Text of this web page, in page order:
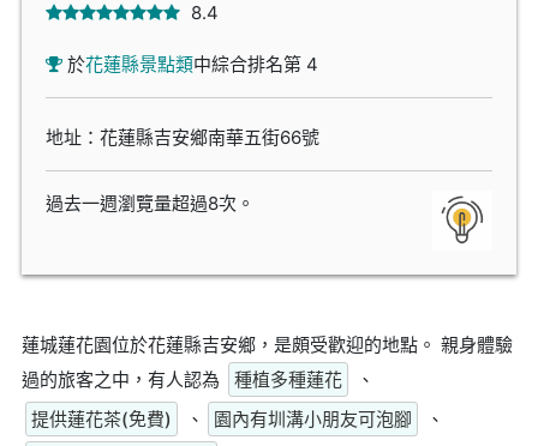
8.4
於花蓮縣景點類中綜合排名第 4
地址：花蓮縣吉安鄉南華五街66號
過去一週瀏覽量超過8次。
蓮城蓮花園位於花蓮縣吉安鄉，是頗受歡迎的地點。 親身體驗
過的旅客之中，有人認為
種植多種蓮花
、
提供蓮花茶(免費)
、 園內有圳溝小朋友可泡腳
、